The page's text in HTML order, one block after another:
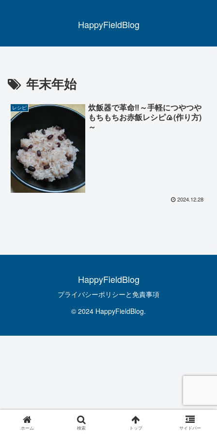
HappyFieldBlog
年末年始
レシピ
炊飯器で革命‼～手軽につやつや
もちもちお赤飯レシピ🍙(作り方)
～
2024.12.28
HappyFieldBlog
プライバシーポリシーと免責事項
© 2024 HappyFieldBlog.
ホーム 検索 トップ サイドバー